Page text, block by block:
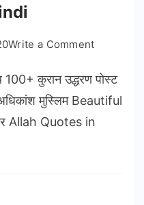
Write a Commenton
Quran
Quotes
कुरान उद्धरण पोस्ट
मुस्लिम Beautiful
Allah Quotes in